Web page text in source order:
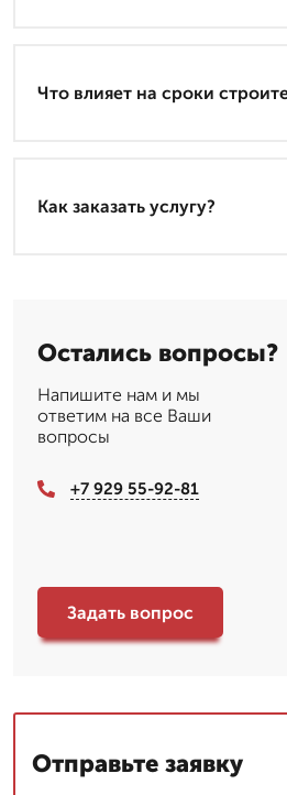
Что влияет на сроки
Как заказать услугу?
Остались вопросы?
Напишите нам и мы
ответим на все Ваши
вопросы
+7 929 55-92-81
Задать вопрос
Отправьте заявку